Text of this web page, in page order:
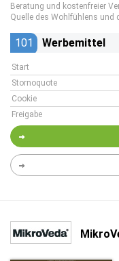
Beratung und kostenfreier
Quelle des Wohlfühlens und
101 Werbemittel
Start
Stornoquote
Cookie
Freigabe